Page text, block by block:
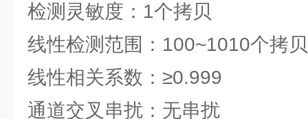
检测灵敏度：1个拷贝
线性检测范围：100~1010个拷贝
线性相关系数：≥0.999
通道交叉串扰：无串扰